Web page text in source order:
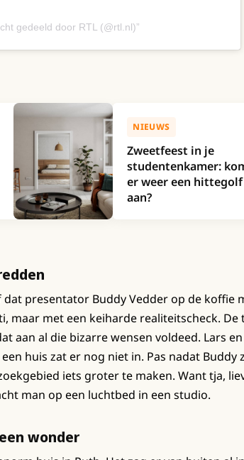
gedeeld door RTL (@rtl.nl)
NIEUWS
Zweetfeest in je
studentenkamer:
er weer een hittegolf
aan?
presentator Buddy Vedder op de koffie
maar met een keiharde realiteitscheck. De
aan al die bizarre wensen voldeed. Lars
huis zat er nog niet in. Pas nadat Buddy
iets groter te maken. Want tja,
man op een luchtbed in een studio.
wonder